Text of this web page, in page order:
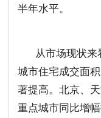
半年水平。
从市场现状
城市住宅成交面
著提高。北京、
重点城市同比增